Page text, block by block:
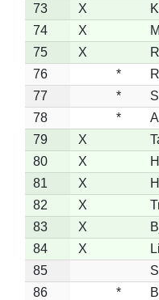
73
X
74
X
75
X
76
*
77
*
78
*
79
X
80
X
81
X
82
X
83
X
84
X
85
86
*